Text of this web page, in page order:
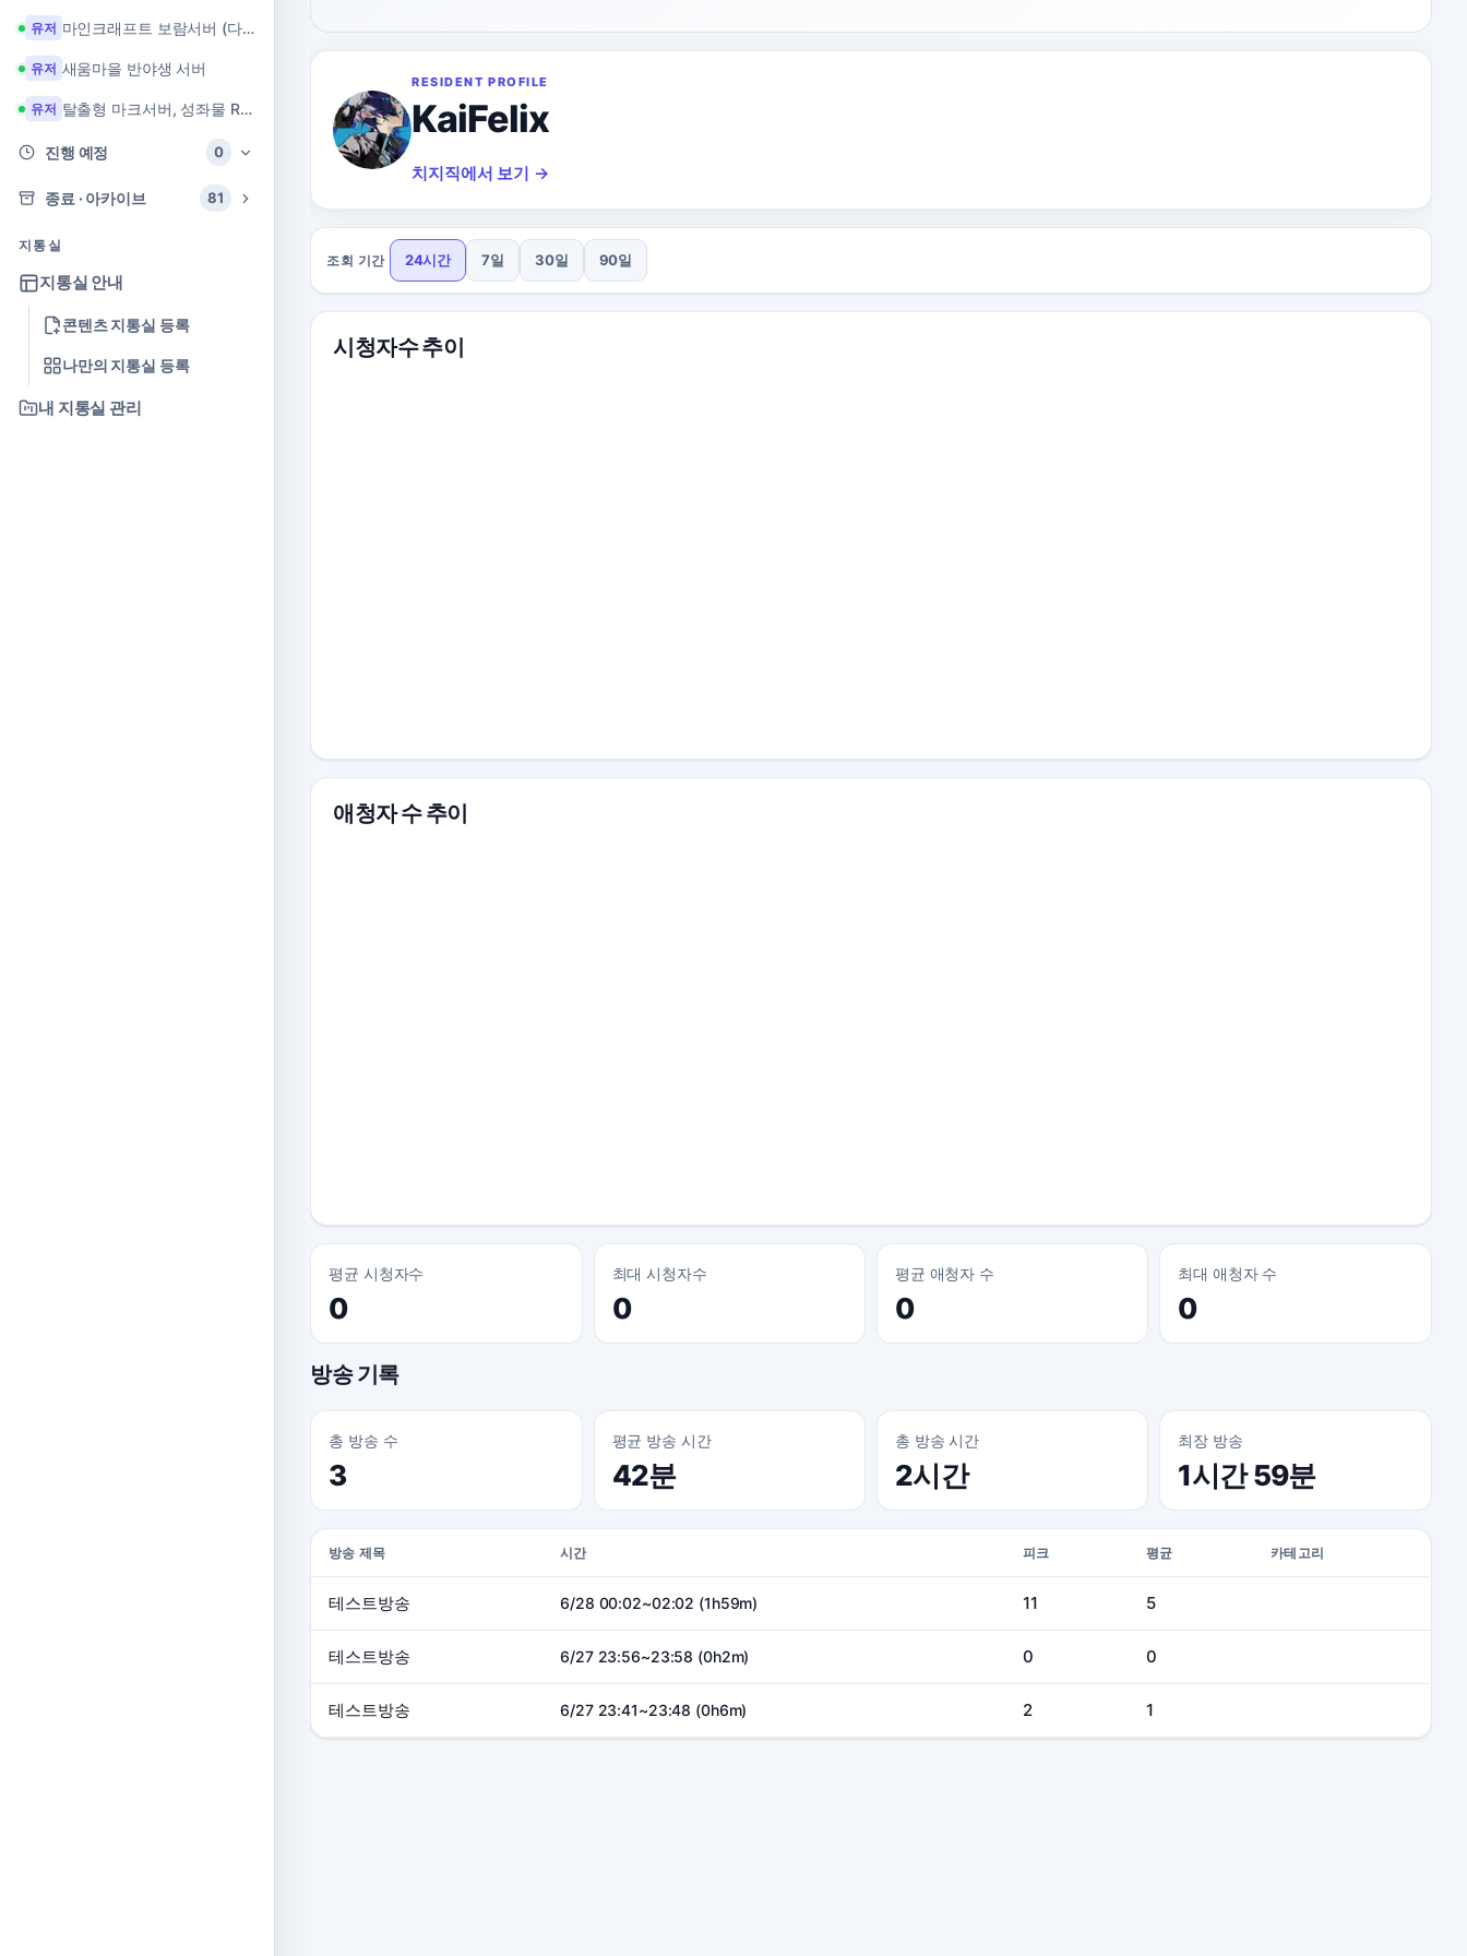
유저 마인크래프트 보람서버 (다이아 + 힐링 서버)
유저 새움마을 반야생 서버
유저 탈출형 마크서버, 성좌물 RPG 마크서버
진행 예정 0
종료 · 아카이브 81
지통실
지통실 안내
콘텐츠 지통실 등록
나만의 지통실 등록
내 지통실 관리
RESIDENT PROFILE
KaiFelix
치지직에서 보기 →
조회 기간 24시간 7일 30일 90일
시청자수 추이
애청자 수 추이
평균 시청자수
0
최대 시청자수
0
평균 애청자 수
0
최대 애청자 수
0
방송 기록
총 방송 수
3
평균 방송 시간
42분
총 방송 시간
2시간
최장 방송
1시간 59분
방송 제목 시간 피크 평균 카테고리
테스트방송 6/28 00:02~02:02 (1h59m) 11 5
테스트방송 6/27 23:56~23:58 (0h2m) 0 0
테스트방송 6/27 23:41~23:48 (0h6m) 2 1